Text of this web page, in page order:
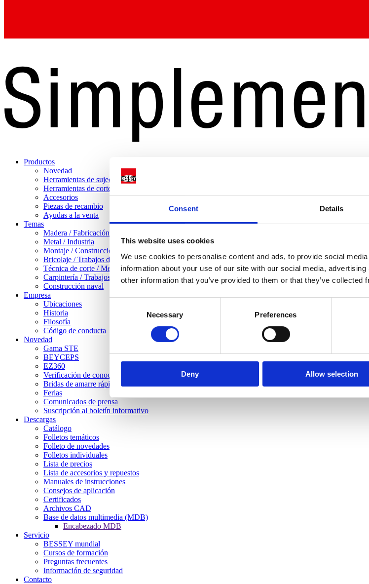
Consent Details
This website uses cookies
We use cookies to personalise content and ads, to provide social
information about your use of our site with our social media,
other information that you’ve provided to them or that they’ve
Necessary Preferences
Deny Allow selection
Productos
Novedad
Herramientas de sujeción
Herramientas de corte
Accesorios
Piezas de recambio
Ayudas a la venta
Temas
Madera / Fabricación de muebles
Metal / Industria
Montaje / Construcción en seco
Bricolaje / Trabajos domésticos
Técnica de corte / Mecanizado de chapa
Carpintería / Trabajos pesados con madera
Construcción naval
Empresa
Ubicaciones
Historia
Filosofía
Código de conducta
Novedad
Gama STE
BEYCEPS
EZ360
Verificación de conocimientos
Bridas de amarre rápido STC
Ferias
Comunicados de prensa
Suscripción al boletín informativo
Descargas
Catálogo
Folletos temáticos
Folleto de novedades
Folletos individuales
Lista de precios
Lista de accesorios y repuestos
Manuales de instrucciones
Consejos de aplicación
Certificados
Archivos CAD
Base de datos multimedia (MDB)
Encabezado MDB
Servicio
BESSEY mundial
Cursos de formación
Preguntas frecuentes
Información de seguridad
Contacto